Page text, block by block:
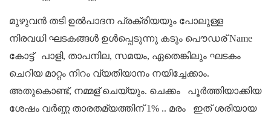
മുഴുവൻ തടി ഉൽപാദന പ്രക്രിയയും പോലുള്ള
നിരവധി ഘടകങ്ങൾ ഉൾപ്പെടുന്നു കടും പൌഡര് Name
കോട്ട് പാളി, താപനില, സമയം, ഏതെങ്കിലും ഘടകം
ചെറിയ മാറ്റം നിറം വ്യതിയാനം നയിച്ചേക്കാം.
അതുകൊണ്ട്, നമ്മള് ചെയ്യും. ചെക്കം
പൂർത്തിയാക്കിയ
ശേഷം വർണ്ണ താരതമ്യത്തിന് 1% .. മരം
ഇത് ശരിയായ